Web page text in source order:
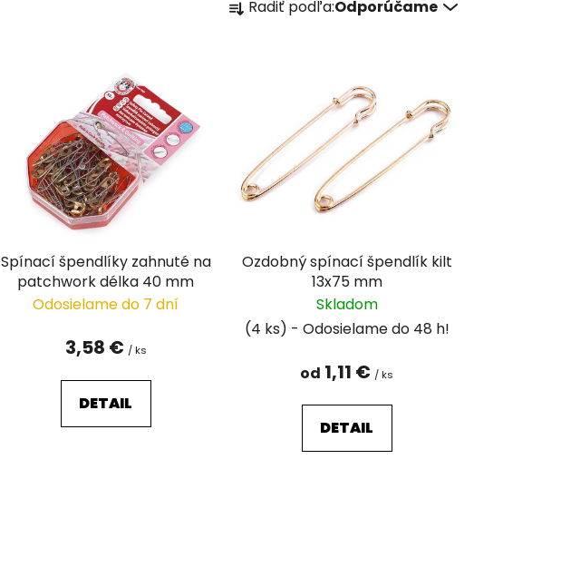
a
o
Radiť podľa:Odporúčame
Spínací špendlíky zahnuté na
patchwork délka 40 mm
Odosielame do 7 dní
3,58 € / ks
DETAIL
Ozdobný spínací špendlík kilt
13x75 mm
Skladom
(4 ks)
od 1,11 € / ks
DETAIL